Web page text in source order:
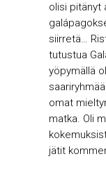
olisi pitänyt
siirretä…
tutustua
yöpymällä
omat
matka. Oli
jätit